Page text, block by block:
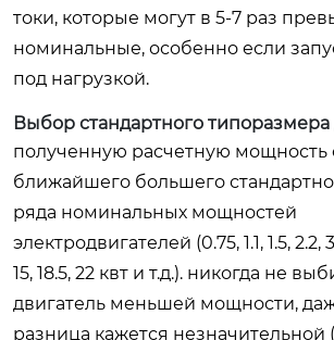
токи, которые могут в 5-7 раз
номинальные, особенно если
под нагрузкой.
Выбор стандартного типоразмера
полученную расчетную мощность
ближайшего большего
ряда номинальных мощностей
электродвигателей (0.75, 1.1, 1.5, 2.2,
15, 18.5, 22 квт и т.д.). никогда не
двигатель меньшей мощности,
разница кажется